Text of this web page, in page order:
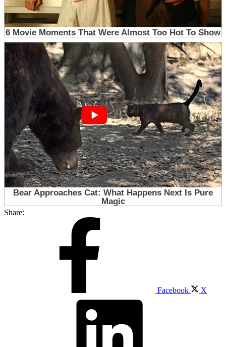
Share:
Facebook X